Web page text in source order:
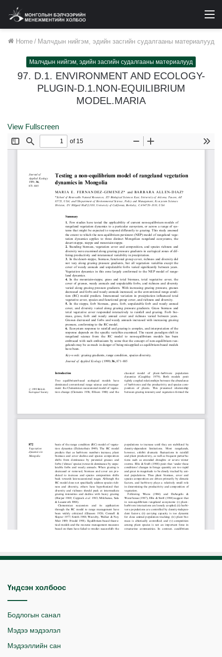
Home / Малчдын нийгэм, эдийн засгийн судалгааны материалууд
Малчдын нийгэм, эдийн засгийн судалгааны материалууд
97. D.1. ENVIRONMENT AND ECOLOGY-
PLUGIN-D.1.NON-EQUILIBRIUM
MODEL.MARIA
View Fullscreen
Үндсэн холбоос
Бодлогын санал
Мэдээ мэдээлэл
Мэдээллийн сан